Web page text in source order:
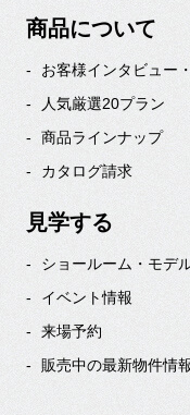
商品について
お客様インタビュー
人気厳選20プラン
商品ラインナップ
カタログ請求
見学する
ショールーム・モデ
イベント情報
来場予約
販売中の最新物件情